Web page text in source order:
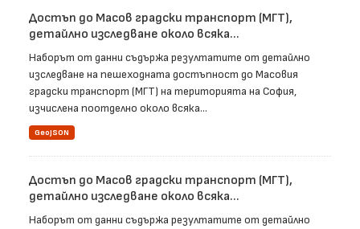
Достъп до Масов градски транспорт (МГТ),
детайлно изследване около всяка...
Наборът от данни съдържа резултатите от детайлно
изследване на пешеходната достъпност до Масовия
градски транспорт (МГТ) на територията на София,
изчислена поотделно около всяка...
GeoJSON
Достъп до Масов градски транспорт (МГТ),
детайлно изследване около всяка...
Наборът от данни съдържа резултатите от детайлно